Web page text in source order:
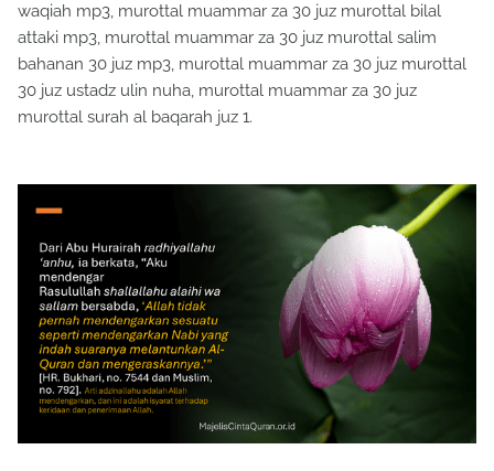
waqiah mp3, murottal muammar za 30 juz murottal bilal
attaki mp3, murottal muammar za 30 juz murottal salim
bahanan 30 juz mp3, murottal muammar za 30 juz murottal
30 juz ustadz ulin nuha, murottal muammar za 30 juz
murottal surah al baqarah juz 1.